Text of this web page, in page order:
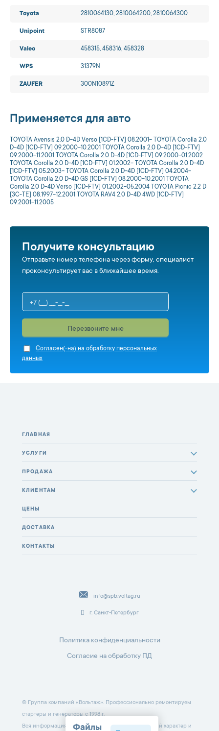
Toyota 2810064130, 2810064200, 2810064300
Unipoint STR8087
Valeo 458315, 458316, 458328
WPS 31379N
ZAUFER 300N10891Z
Применяется для авто
TOYOTA Avensis 2.0 D-4D Verso [1CD-FTV] 08.2001- TOYOTA Corolla 2.0
D-4D [1CD-FTV] 09.2000-10.2001 TOYOTA Corolla 2.0 D-4D [1CD-FTV]
09.2000-11.2001 TOYOTA Corolla 2.0 D-4D [1CD-FTV] 09.2000-01.2002
TOYOTA Corolla 2.0 D-4D [1CD-FTV] 01.2002- TOYOTA Corolla 2.0 D-4D
[1CD-FTV] 05.2003- TOYOTA Corolla 2.0 D-4D [1CD-FTV] 04.2004-
TOYOTA Corolla 2.0 D-4D GS [1CD-FTV] 08.2000-10.2001 TOYOTA
Corolla 2.0 D-4D Verso [1CD-FTV] 01.2002-05.2004 TOYOTA Picnic 2.2 D
[3C-TE] 08.1997-12.2001 TOYOTA RAV4 2.0 D-4D 4WD [1CD-FTV]
09.2001-11.2005
Получите консультацию
Отправьте номер телефона через форму, специалист
проконсультирует вас в ближайшее время.
Перезвоните мне
Cогласен(-на) на обработку персональных
данных
ГЛАВНАЯ
УСЛУГИ
ПРОДАЖА
КЛИЕНТАМ
ЦЕНЫ
ДОСТАВКА
КОНТАКТЫ
info@spb.voltag.ru
г. Санкт-Петербург
Политика конфиденциальности
Согласие на обработку ПД
© Группа компаний «Вольтаж». Профессионально ремонтируем
стартеры и генераторы с 1998 г.
Вся информация на данном сайте носит справочный характер и
Файлы